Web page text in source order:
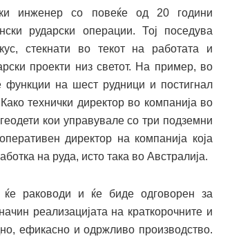
инженер со повеќе од 20 години
рударски операции. Тој поседува
стекнати во текот на работата и
проекти низ светот. На пример, во
функции на шест рудници и постигнал
технички директор во компанија во
кои управувале со три подземни
директор на компанија која
на руда, исто така во Австралија.
раководи и ќе биде одговорен за
реализацијата на краткорочните и
ефикасно и одржливо производство.